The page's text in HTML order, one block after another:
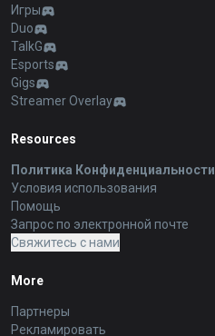
Игры
Duo
TalkG
Esports
Gigs
Streamer Overlay
Resources
Политика Конфиденциальности
Условия использования
Помощь
Запрос по электронной почте
Свяжитесь с нами
More
Партнеры
Рекламировать